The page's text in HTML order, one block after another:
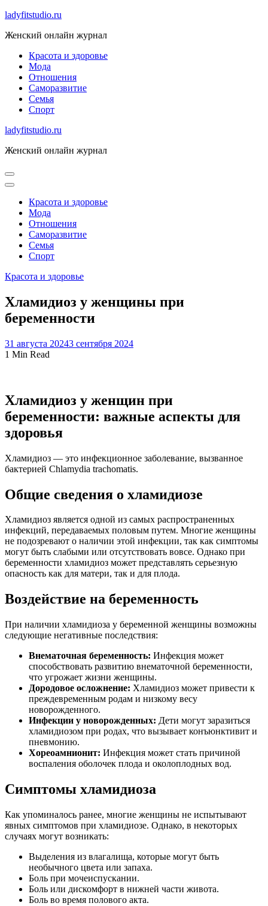
Skip
content
ladyfitstudio.ru
Женский онлайн журнал
Красота и здоровье
Мода
Отношения
Саморазвитие
Семья
Спорт
ladyfitstudio.ru
Женский онлайн журнал
Красота и здоровье
Мода
Отношения
Саморазвитие
Семья
Спорт
Красота и здоровье
Хламидиоз у женщины при
беременности
31 августа 20243 сентября 2024
1 Min Read
Хламидиоз у женщин при
беременности: важные аспекты для
здоровья
Хламидиоз — это инфекционное заболевание, вызванное
бактерией Chlamydia trachomatis.
Общие сведения о хламидиозе
Хламидиоз является одной из самых распространенных
инфекций, передаваемых половым путем. Многие женщины
не подозревают о наличии этой инфекции, так как симптомы
могут быть слабыми или отсутствовать вовсе. Однако при
беременности хламидиоз может представлять серьезную
опасность как для матери, так и для плода.
Воздействие на беременность
При наличии хламидиоза у беременной женщины возможны
следующие негативные последствия:
Внематочная беременность: Инфекция может
способствовать развитию внематочной беременности,
что угрожает жизни женщины.
Дородовое осложнение: Хламидиоз может привести к
преждевременным родам и низкому весу
новорожденного.
Инфекции у новорожденных: Дети могут заразиться
хламидиозом при родах, что вызывает конъюнктивит и
пневмонию.
Хореоамнионит: Инфекция может стать причиной
воспаления оболочек плода и околоплодных вод.
Симптомы хламидиоза
Как упоминалось ранее, многие женщины не испытывают
явных симптомов при хламидиозе. Однако, в некоторых
случаях могут возникать:
Выделения из влагалища, которые могут быть
необычного цвета или запаха.
Боль при мочеиспускании.
Боль или дискомфорт в нижней части живота.
Боль во время полового акта.